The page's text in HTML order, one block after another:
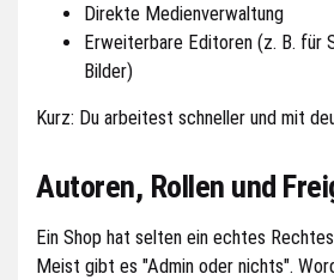
Direkte Medienverwaltung
Erweiterbare Editoren (z. B. für
Bilder)
Kurz: Du arbeitest schneller und mit
Autoren, Rollen und
Ein Shop hat selten ein echtes
Meist gibt es "Admin oder nichts".